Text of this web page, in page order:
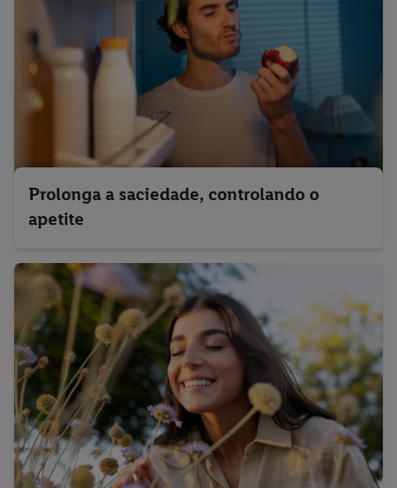
Prolonga a saciedade, controlando o
apetite